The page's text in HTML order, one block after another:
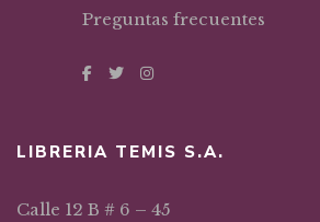
Preguntas frecuentes
LIBRERIA TEMIS S.A.
Calle 12 B # 6 – 45